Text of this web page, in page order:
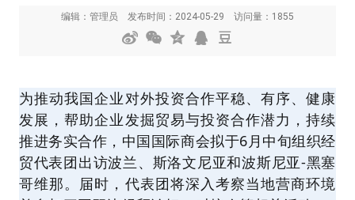
编辑：管理员 发布时间：2024-05-29 访问量：1855
为推动我国企业对外投资合作平稳、有序、健康
发展，帮助企业发掘贸易与投资合作潜力，持续
推进务实合作，中国国际商会拟于6月中旬组织经
贸代表团出访波兰、斯洛文尼亚和波斯尼亚-黑塞
哥维那。届时，代表团将深入考察当地营商环境